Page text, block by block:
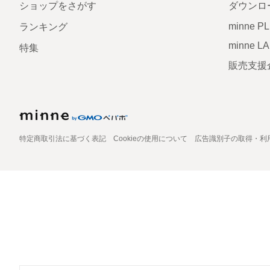
ショップをさがす
ランキング
特集
ダウンロ
minne
minne
販売支援
特定商取引法に基づく表記 Cookieの使用について 広告識別子の取得・利